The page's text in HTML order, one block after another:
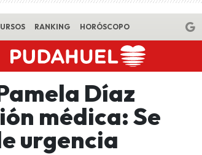
RANKING HORÓSCOPO
Díaz
médica: Se
urgencia